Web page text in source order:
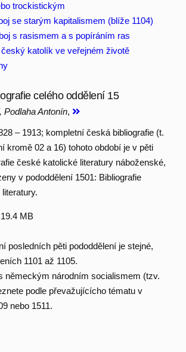
trockistickým
se starým kapitalismem (blíže 1104)
s rasismem a s popíráním ras
katolík ve veřejném životě
celého oddělení 15
Podlaha Antonín,
– 1913; kompletní česká bibliografie (t.
kromě 02 a 16) tohoto období je v pěti
české katolické literatury náboženské,
v pododdělení 1501: Bibliografie
MB
posledních pěti pododdělení je stejné,
1101 až 1105.
německým národním socialismem (tzv.
podle převažujícícho tématu v
nebo 1511.